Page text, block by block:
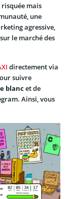
mais
une
agressive,
le marché des
directement via
suivre
blancet de
Ainsi, vous